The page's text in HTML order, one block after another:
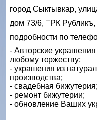
город Сыктывкар,
дом 73/6, ТРК Рубликъ,
подробности по
- Авторские украшения
любому торжеству;
- украшения из
производства;
- свадебная бижутерия;
- ремонт бижутерии;
- обновление Ваших